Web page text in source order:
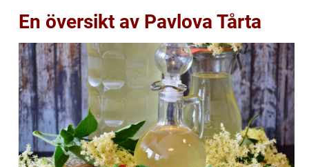
En översikt av Pavlova Tårta